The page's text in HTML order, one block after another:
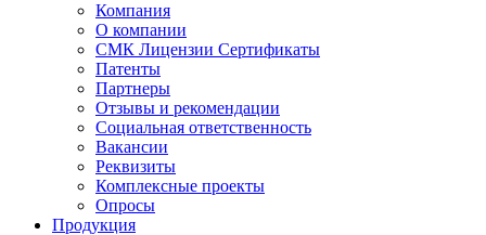
Компания
О компании
СМК Лицензии Сертификаты
Патенты
Партнеры
Отзывы и рекомендации
Социальная ответственность
Вакансии
Реквизиты
Комплексные проекты
Опросы
Продукция